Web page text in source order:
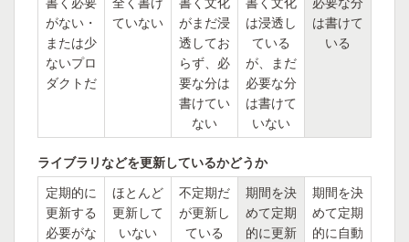
がない・
または少
ないプロ
ダクトだ
ていない
がまだ浸
透してお
らず、必
要な分は
書けてい
ない
は浸透し
ている
が、まだ
必要な分
は書けて
いない
は書けて
いる
ライブラリなどを更新しているかどうか
定期的に
更新する
必要がな
ほとんど
更新して
いない
不定期だ
が更新し
ている
期間を決
めて定期
的に更新
期間を決
めて定期
的に自動